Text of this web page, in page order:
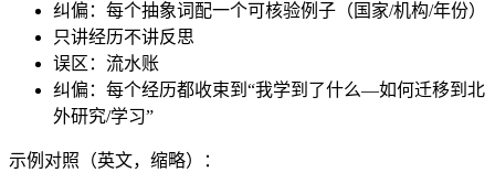
纠偏：每个抽象词配一个可核验例子（国家/机构/年份）
只讲经历不讲反思
误区：流水账
纠偏：每个经历都收束到“我学到了什么—如何迁移到北
外研究/学习”
示例对照（英文，缩略）：